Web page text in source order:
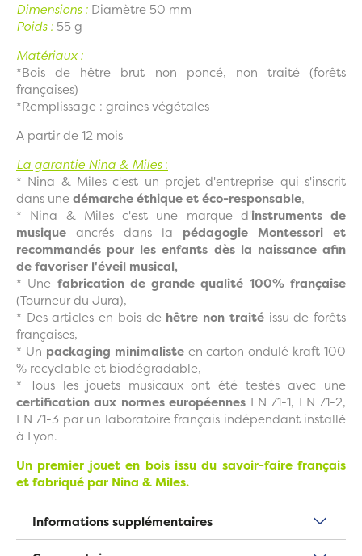
Dimensions : Diamètre 50 mm
Poids : 55 g
Matériaux :
*Bois de hêtre brut non poncé, non traité (forêts
françaises)
*Remplissage : graines végétales
A partir de 12 mois
La garantie Nina & Miles:
* Nina & Miles c'est un projet d'entreprise qui s'inscrit
dans unedémarche éthique et éco-responsable,
* Nina & Miles c'est une marque d'instruments de
musique ancrés dans la pédagogie Montessori et
recommandés pour les enfants dès la naissance afin
de favoriser l'éveil musical,
* Une fabrication de grande qualité 100% française
(Tourneur du Jura),
* Des articles en bois de hêtre non traitéissu de forêts
françaises,
* Un packaging minimaliste en carton ondulé kraft 100
% recyclable et biodégradable,
* Tous les jouets musicaux ont été testés avec une
certification aux normes européennes EN 71-1, EN 71-2,
EN 71-3 par un laboratoire français indépendant installé
à Lyon.
Un premier jouet en bois issu du savoir-faire français
et fabriqué par Nina & Miles.
Informations supplémentaires